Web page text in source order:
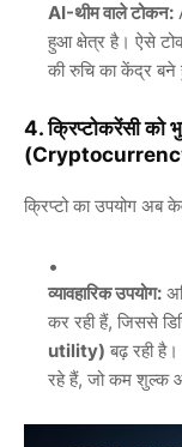
AI-थीम वाले टोकन:
हुआ क्षेत्र है। ऐसे
की रुचि का केंद्र बने
4. क्रिप्टोकरेंसी को
क्रिप्टो का उपयोग अब
व्यावहारिक उपयोग:
कर रही हैं, जिससे
utility) बढ़ रही
रहे हैं, जो कम शुल्क